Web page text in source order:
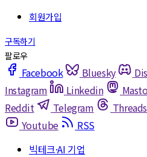
Facebook Bluesky
Instagram
Linkedin
Reddit
Telegram Threads
Youtube
RSS
빅테크·AI 기업